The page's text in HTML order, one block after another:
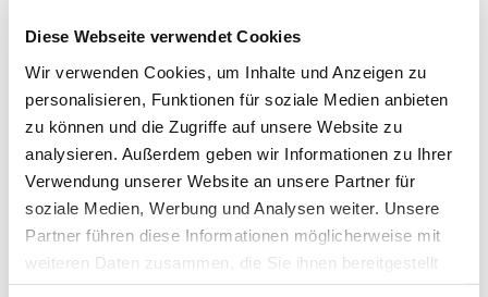
Diese Webseite verwendet Cookies
Wir verwenden Cookies, um Inhalte und Anzeigen zu
personalisieren, Funktionen für soziale Medien anbieten
zu können und die Zugriffe auf unsere Website zu
analysieren. Außerdem geben wir Informationen zu Ihrer
Verwendung unserer Website an unsere Partner für
soziale Medien, Werbung und Analysen weiter. Unsere
Partner führen diese Informationen möglicherweise mit
weiteren Daten zusammen, die Sie ihnen bereitgestellt
haben oder die sie im Rahmen Ihrer Nutzung der Dienste
die Dickdarmentzündung verhindert. Ein vielversprechendes
Ergebnis, das langfristig helfen könnte, hochwirksame
Schmerzmittel zu entwickeln, für Krankheiten, bei denen der
Senföl-Rezeptor eine wichtige Rolle spielt. Neben der
chronischen Dickdarmentzündung sind dies beispielsweise
Gelenkarthrose, chronische
Bauchspeicheldrüsenentzündung, Morbus Crohn oder
chronisches Asthma. (idw, red)